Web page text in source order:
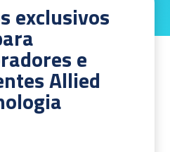
exclusivos
e
Allied